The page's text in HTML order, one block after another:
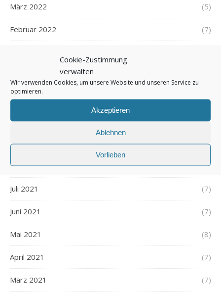
Cookie-Zustimmung
verwalten
Wir verwenden Cookies, um unsere Website und unseren Service zu
optimieren.
Akzeptieren
Ablehnen
Vorlieben
März 2022 (5)
Februar 2022 (7)
Dezember 2021
November 2021 (7)
Oktober 2021 (6)
September 2021 (7)
August 2021 (7)
Juli 2021 (7)
Juni 2021 (7)
Mai 2021 (8)
April 2021 (7)
März 2021 (7)